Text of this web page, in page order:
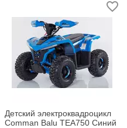
Детский электроквадроцикл
Comman Balu TEA750 Синий